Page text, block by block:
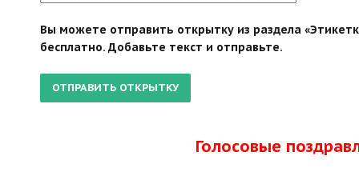
Вы можете отправить открытку из раздела
бесплатно. Добавьте текст и отправьте.
Голосовые